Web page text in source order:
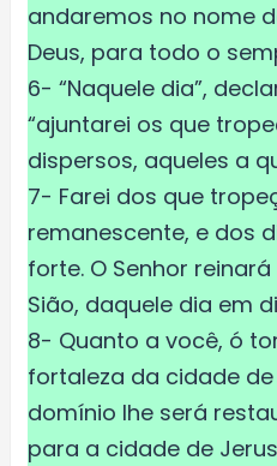
andaremos no nome
Deus, para todo o
6- “Naquele dia”,
“ajuntarei os que
dispersos, aqueles a
7- Farei dos que
remanescente, e dos
forte. O Senhor
Sião, daquele dia em
8- Quanto a você, ó
fortaleza da cidade
domínio lhe será
para a cidade de